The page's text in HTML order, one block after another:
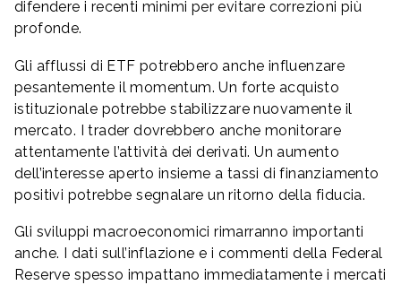
difendere i recenti minimi per evitare correzioni più
profonde.
Gli afflussi di ETF potrebbero anche influenzare
pesantemente il momentum. Un forte acquisto
istituzionale potrebbe stabilizzare nuovamente il
mercato. I trader dovrebbero anche monitorare
attentamente l’attività dei derivati. Un aumento
dell’interesse aperto insieme a tassi di finanziamento
positivi potrebbe segnalare un ritorno della fiducia.
Gli sviluppi macroeconomici rimarranno importanti
anche. I dati sull’inflazione e i commenti della Federal
Reserve spesso impattano immediatamente i mercati